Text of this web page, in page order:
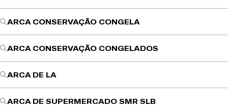
ARCA CONSERVAÇÃO CONGELA
ARCA CONSERVAÇÃO CONGELADOS
ARCA DE LA
ARCA DE SUPERMERCADO SMR SLB